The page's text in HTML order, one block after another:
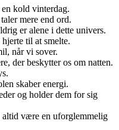
kold vinterdag.
mere end ord.
er alene i dette univers.
til at smelte.
når vi sover.
der beskytter os om natten.
skaber energi.
og holder dem for sig
altid være en uforglemmelig